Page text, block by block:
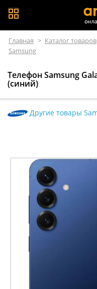
Главная > Каталог товаров
Samsung
Телефон Samsung
(синий)
Другие товары